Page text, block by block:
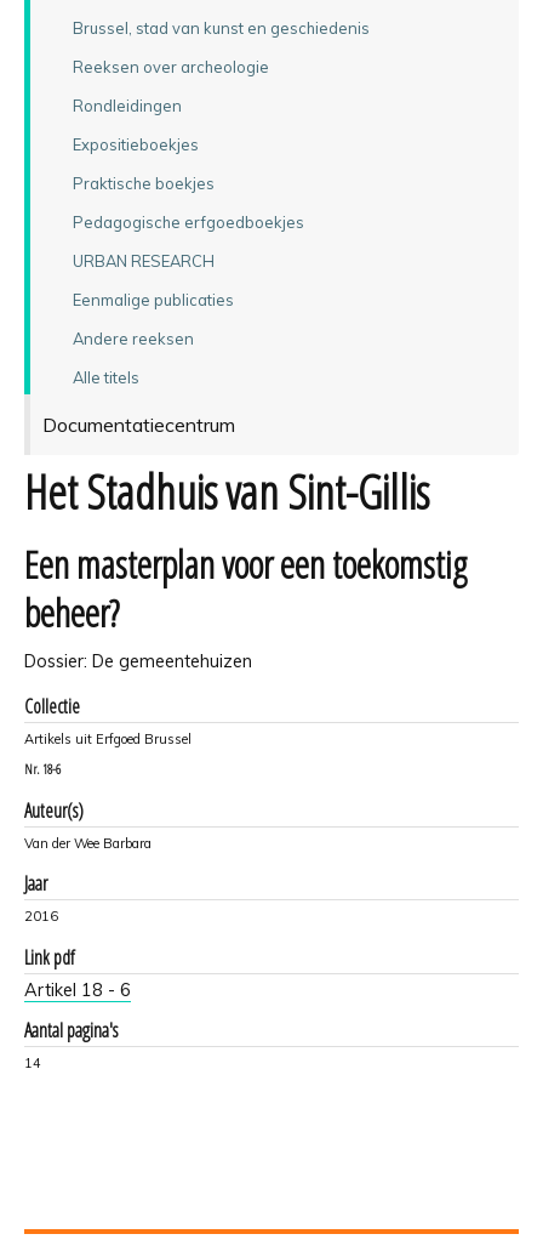
Brussel, stad van kunst en geschiedenis
Reeksen over archeologie
Rondleidingen
Expositieboekjes
Praktische boekjes
Pedagogische erfgoedboekjes
URBAN RESEARCH
Eenmalige publicaties
Andere reeksen
Alle titels
Documentatiecentrum
Het Stadhuis van Sint-Gillis
Een masterplan voor een toekomstig
beheer?
Dossier: De gemeentehuizen
Collectie
Artikels uit Erfgoed Brussel
Nr. 18-6
Auteur(s)
Van der Wee Barbara
Jaar
2016
Link pdf
Artikel 18 - 6
Aantal pagina's
14